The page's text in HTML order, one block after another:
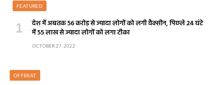
FEATURED
देश में अबतक 56 करोड़ से ज्यादा लोगों को लगी वैक्सीन, पिछले 24 घंटे
में 55 लाख से ज्यादा लोगों को लगा टीका
OCTOBER 27, 2022
OFFBEAT